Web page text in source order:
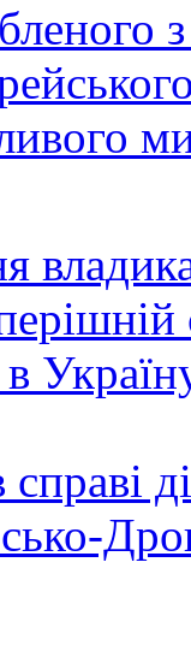
в